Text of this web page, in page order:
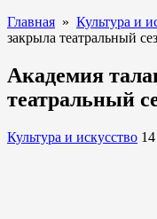
Главная » Культура и
закрыла театральный
Академия
театральный
Культура и искусство